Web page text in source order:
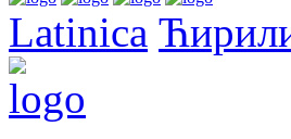
Latinica